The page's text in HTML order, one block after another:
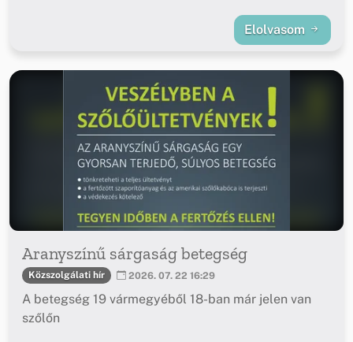
Elolvasom
Aranyszínű sárgaság betegség
Közszolgálati hír 2026. 07. 22 16:29
A betegség 19 vármegyéből 18-ban már jelen van
szőlőn